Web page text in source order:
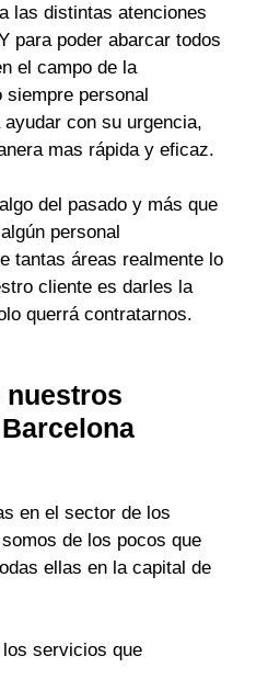
las distintas atenciones
para poder abarcar todos
el campo de la
personal
con su urgencia,
mas rápida y eficaz.
del pasado y más que
personal
tantas áreas realmente lo
cliente es darles la
querrá contratarnos.
en el sector de los
de los pocos que
ellas en la capital de
servicios que